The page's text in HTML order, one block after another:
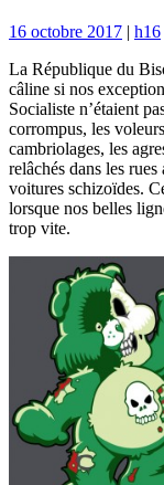
16 octobre 2017 | h16
La République du
câline si nos
Socialiste n’étaient
corrompus, les
cambriolages, les
relâchés dans les
voitures schizoïdes.
lorsque nos belles
trop vite.